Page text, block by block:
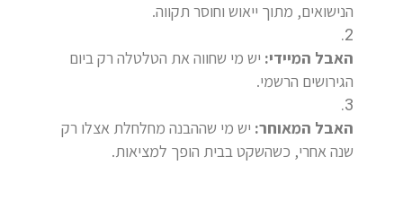
הנישואים, מתוך ייאוש וחוסר תקווה.
האבל המיידי: יש מי שחווה את הטלטלה רק ביום
הגירושים הרשמי.
האבל המאוחר: יש מי שההבנה מחלחלת אצלו רק
שנה אחרי, כשהשקט בבית הופך למציאות.